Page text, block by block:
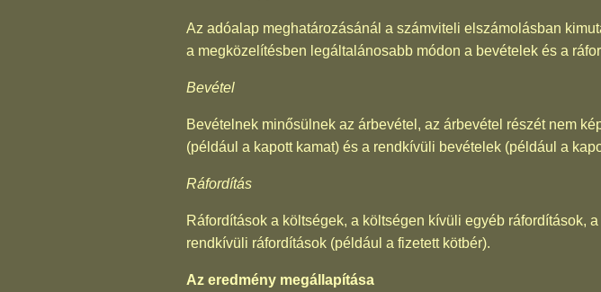
Az adóalap meghatározásánál a számviteli elszámolásban
a megközelítésben legáltalánosabb módon a bevételek és a
Bevétel
Bevételnek minősülnek az árbevétel, az árbevétel részét nem
(például a kapott kamat) és a rendkívüli bevételek (például a
Ráfordítás
Ráfordítások a költségek, a költségen kívüli egyéb ráfordítások,
rendkívüli ráfordítások (például a fizetett kötbér).
Az eredmény megállapítása